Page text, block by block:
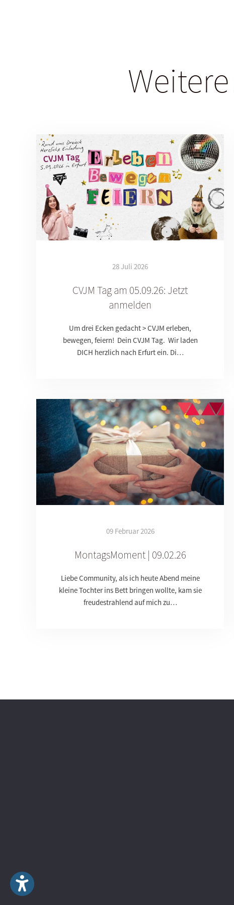
28 Juli 2026
CVJM Tag am 05.09.26: Jetzt
anmelden
Um drei Ecken gedacht > CVJM erleben,
bewegen, feiern! Dein CVJM Tag. Wir laden
DICH herzlich nach Erfurt ein. Di…
09 Februar 2026
MontagsMoment | 09.02.26
Liebe Community, als ich heute Abend meine
kleine Tochter ins Bett bringen wollte, kam sie
freudestrahlend auf mich zu…